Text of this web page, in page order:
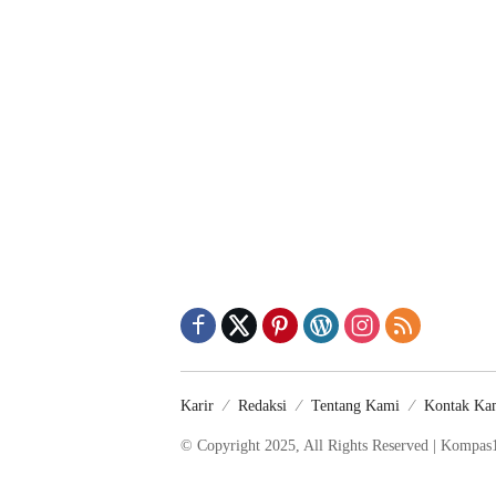
Karir Redaksi Tentang Kami Kontak
© Copyright 2025, All Rights Reserved |